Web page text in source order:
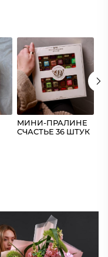
МИНИ-ПРАЛИНЕ
СЧАСТЬЕ 36 ШТУК